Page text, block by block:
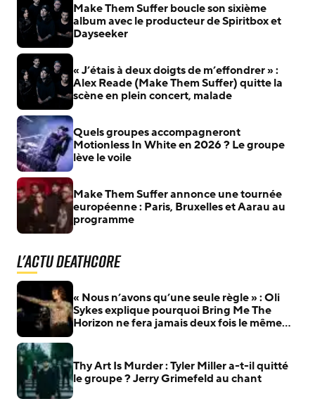
Make Them Suffer boucle son sixième
album avec le producteur de Spiritbox et
Dayseeker
« J’étais à deux doigts de m’effondrer » :
Alex Reade (Make Them Suffer) quitte la
scène en plein concert, malade
Quels groupes accompagneront
Motionless In White en 2026 ? Le groupe
lève le voile
Make Them Suffer annonce une tournée
européenne : Paris, Bruxelles et Aarau au
programme
L'actu Deathcore
« Nous n’avons qu’une seule règle » : Oli
Sykes explique pourquoi Bring Me The
Horizon ne fera jamais deux fois le même
Thy Art Is Murder : Tyler Miller a-t-il quitté
le groupe ? Jerry Grimefeld au chant